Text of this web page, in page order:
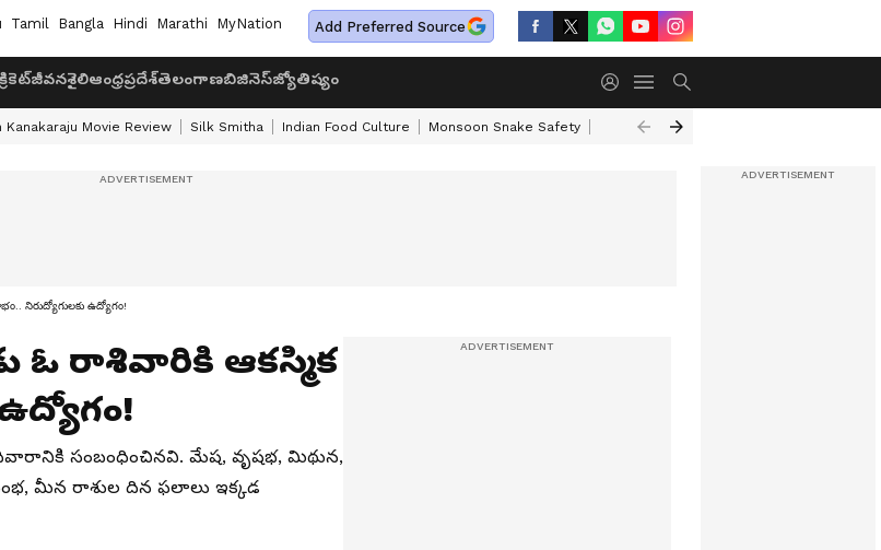
Tamil Bangla Hindi Marathi MyNation Add Preferred Source
క్రికెట్జీవనశైలిఆంధ్రప్రదేశ్తెలంగాణబిజినెస్జ్యోతిష్యం
Kanakaraju Movie Review Silk Smitha Indian Food Culture Monsoon Snake Safety Akkineni Nageswara Rao
నిరుద్యోగులకు ఉద్యోగం!
ఓ రాశివారికి ఆకస్మిక
సంబంధించినవి. మేష, వృషభ, మిథున,
మీన రాశుల దిన ఫలాలు ఇక్కడ